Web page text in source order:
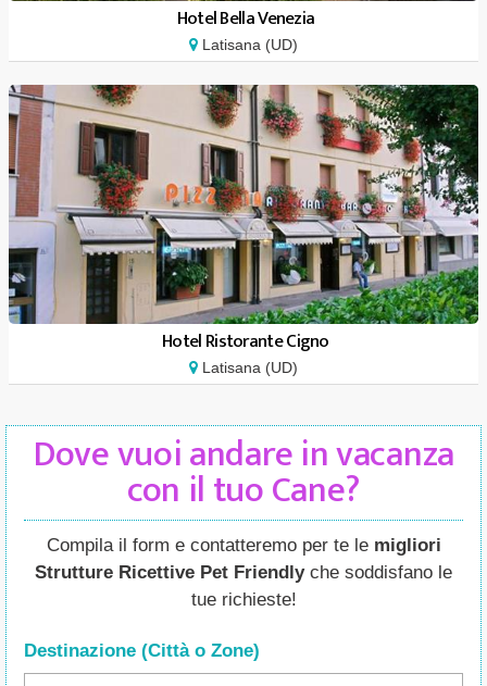
Hotel Bella Venezia
Latisana (UD)
Hotel Ristorante Cigno
Latisana (UD)
Dove vuoi andare in vacanza
con il tuo Cane?
Compila il form e contatteremo per te le migliori
Strutture Ricettive Pet Friendlyche soddisfano le
tue richieste!
Destinazione (Città o Zone)